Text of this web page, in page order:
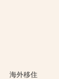
海外移住